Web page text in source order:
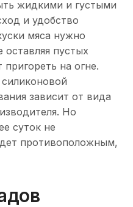
жидкими и густыми
и удобство
мяса нужно
пустых
на огне.
зависит от вида
Но
суток не
противоположным,